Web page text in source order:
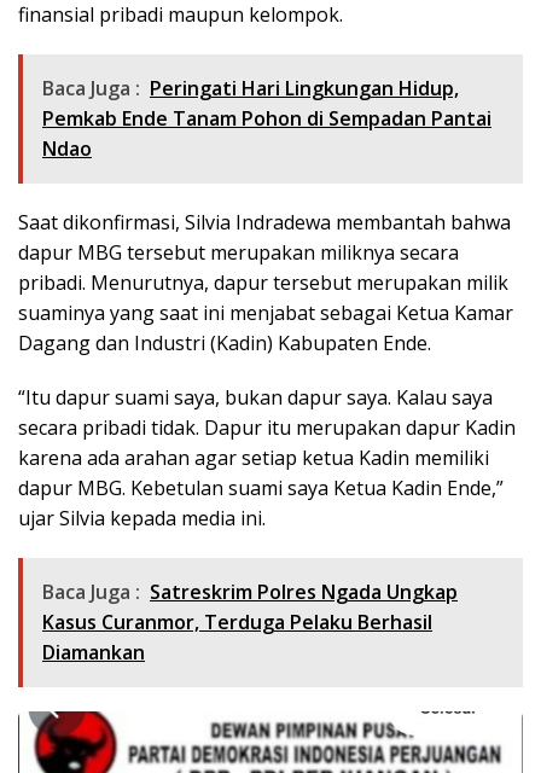
finansial pribadi maupun kelompok.
Baca Juga : Peringati Hari Lingkungan Hidup,
Pemkab Ende Tanam Pohon di Sempadan Pantai
Ndao
Saat dikonfirmasi, Silvia Indradewa membantah bahwa
dapur MBG tersebut merupakan miliknya secara
pribadi. Menurutnya, dapur tersebut merupakan milik
suaminya yang saat ini menjabat sebagai Ketua Kamar
Dagang dan Industri (Kadin) Kabupaten Ende.
“Itu dapur suami saya, bukan dapur saya. Kalau saya
secara pribadi tidak. Dapur itu merupakan dapur Kadin
karena ada arahan agar setiap ketua Kadin memiliki
dapur MBG. Kebetulan suami saya Ketua Kadin Ende,”
ujar Silvia kepada media ini.
Baca Juga : Satreskrim Polres Ngada Ungkap
Kasus Curanmor, Terduga Pelaku Berhasil
Diamankan